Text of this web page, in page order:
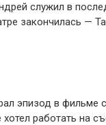
служил в
закончилась —
эпизод в фильме
работать на